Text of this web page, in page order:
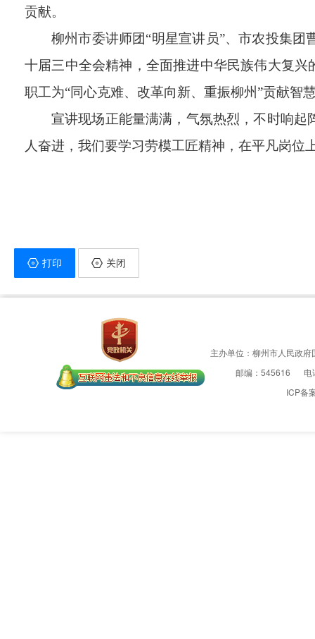
贡献。
柳州市委讲师团“明星宣讲员”、市农投集团
十届三中全会精神，全面推进中华民族伟大复兴
职工为“同心克难、改革向新、重振柳州”贡献智
宣讲现场正能量满满，气氛热烈，不时响起
人奋进， 我们要学习劳模工匠精神 ，在平凡岗位
打印 关闭
主办单位：柳州市人民政
邮编：545616
电
ICP备